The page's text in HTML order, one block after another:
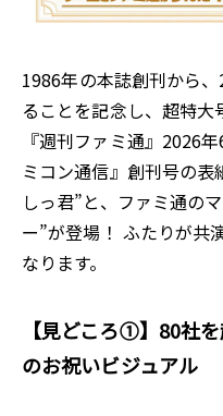
1986年の本誌創刊から
ることを記念し、超特
『週刊ファミ通』2026
ミコン通信』創刊号の表
しっ君”と、ファミ通の
ー”が登場！ ふたりが共
なります。
【見どころ①】80社
のお祝いビジュアル